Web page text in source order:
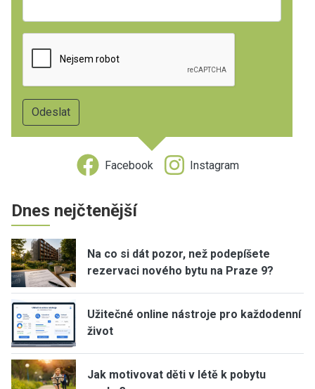
Facebook Instagram
Dnes nejčtenější
Na co si dát pozor, než podepíšete
rezervaci nového bytu na Praze 9?
Užitečné online nástroje pro každodenní
život
Jak motivovat děti v létě k pobytu